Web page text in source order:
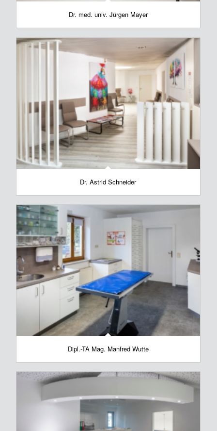
Dr. med. univ. Jürgen Mayer
Dr. Astrid Schneider
Dipl.-TA Mag. Manfred Wutte